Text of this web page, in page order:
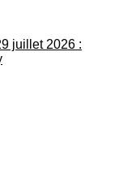
juillet 2026 :